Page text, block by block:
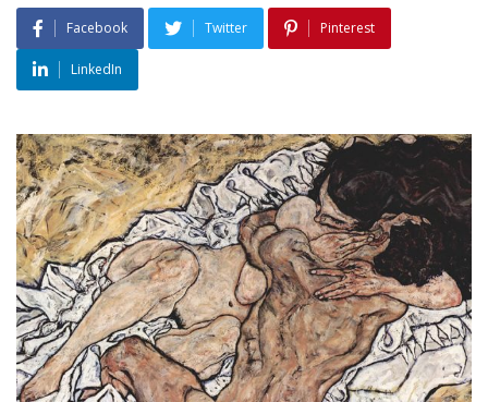
Facebook Twitter Pinterest
LinkedIn